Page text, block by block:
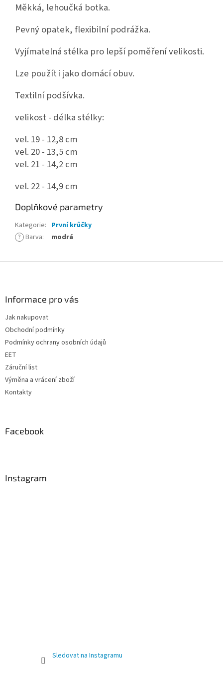
Měkká, lehoučká botka.
Pevný opatek, flexibilní podrážka.
Vyjímatelná stélka pro lepší poměření velikosti.
Lze použít i jako domácí obuv.
Textilní podšívka.
velikost - délka stélky:
vel. 19 - 12,8 cm
vel. 20 - 13,5 cm
vel. 21 - 14,2 cm
vel. 22 - 14,9 cm
Doplňkové parametry
Kategorie: První krůčky
? Barva: modrá
Informace pro vás
Jak nakupovat
Obchodní podmínky
Podmínky ochrany osobních údajů
EET
Záruční list
Výměna a vrácení zboží
Kontakty
Facebook
Instagram
Sledovat na Instagramu